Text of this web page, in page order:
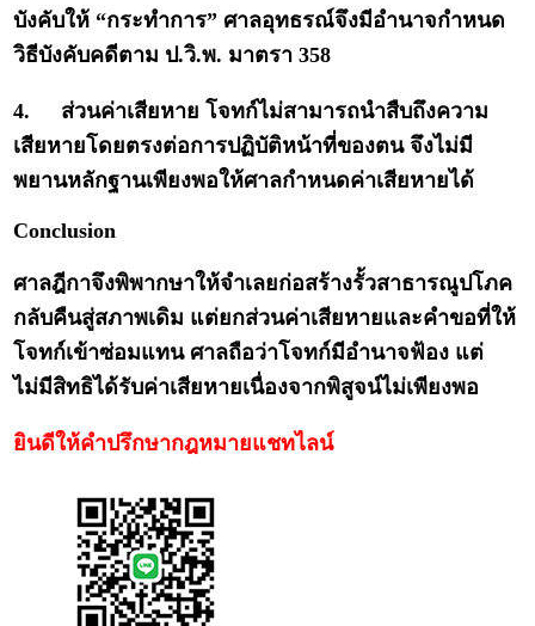
บังคับให้ “กระทำการ” ศาลอุทธรณ์จึงมีอำนาจกำหนด
วิธีบังคับคดีตาม ป.วิ.พ. มาตรา 358
4.
ส่วนค่าเสียหาย โจทก์ไม่สามารถนำสืบถึงความ
เสียหายโดยตรงต่อการปฏิบัติหน้าที่ของตน จึงไม่มี
พยานหลักฐานเพียงพอให้ศาลกำหนดค่าเสียหายได้
Conclusion
ศาลฎีกาจึงพิพากษาให้จำเลยก่อสร้างรั้วสาธารณูปโภค
กลับคืนสู่สภาพเดิม แต่ยกส่วนค่าเสียหายและคำขอที่ให้
โจทก์เข้าซ่อมแทน ศาลถือว่าโจทก์มีอำนาจฟ้อง แต่
ไม่มีสิทธิได้รับค่าเสียหายเนื่องจากพิสูจน์ไม่เพียงพอ
ยินดีให้คำปรึกษากฎหมายแชทไลน์